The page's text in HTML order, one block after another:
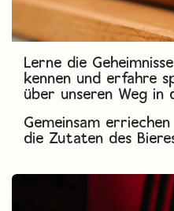
Lerne die
kennen und erfahre
über unseren Weg in
Gemeinsam
die Zutaten des